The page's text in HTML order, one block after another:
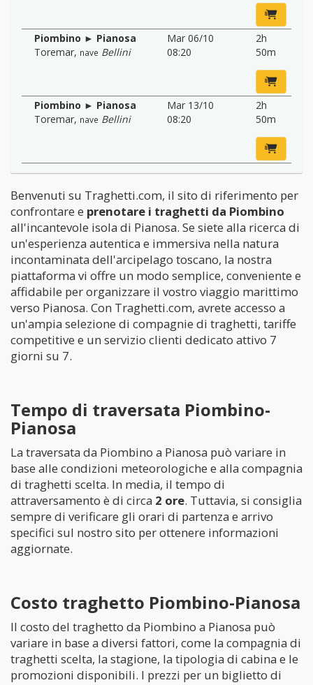
Piombino ► Pianosa
Toremar, nave Bellini
Mar 06/10
08:20
2h
50m
Piombino ► Pianosa
Toremar, nave Bellini
Mar 13/10
08:20
2h
50m
Benvenuti su Traghetti.com, il sito di riferimento per
confrontare e prenotare i traghetti da Piombino
all'incantevole isola di Pianosa. Se siete alla ricerca di
un'esperienza autentica e immersiva nella natura
incontaminata dell'arcipelago toscano, la nostra
piattaforma vi offre un modo semplice, conveniente e
affidabile per organizzare il vostro viaggio marittimo
verso Pianosa. Con Traghetti.com, avrete accesso a
un'ampia selezione di compagnie di traghetti, tariffe
competitive e un servizio clienti dedicato attivo 7
giorni su 7.
Tempo di traversata Piombino-
Pianosa
La traversata da Piombino a Pianosa può variare in
base alle condizioni meteorologiche e alla compagnia
di traghetti scelta. In media, il tempo di
attraversamento è di circa 2 ore. Tuttavia, si consiglia
sempre di verificare gli orari di partenza e arrivo
specifici sul nostro sito per ottenere informazioni
aggiornate.
Costo traghetto Piombino-Pianosa
Il costo del traghetto da Piombino a Pianosa può
variare in base a diversi fattori, come la compagnia di
traghetti scelta, la stagione, la tipologia di cabina e le
promozioni disponibili. I prezzi per un biglietto di